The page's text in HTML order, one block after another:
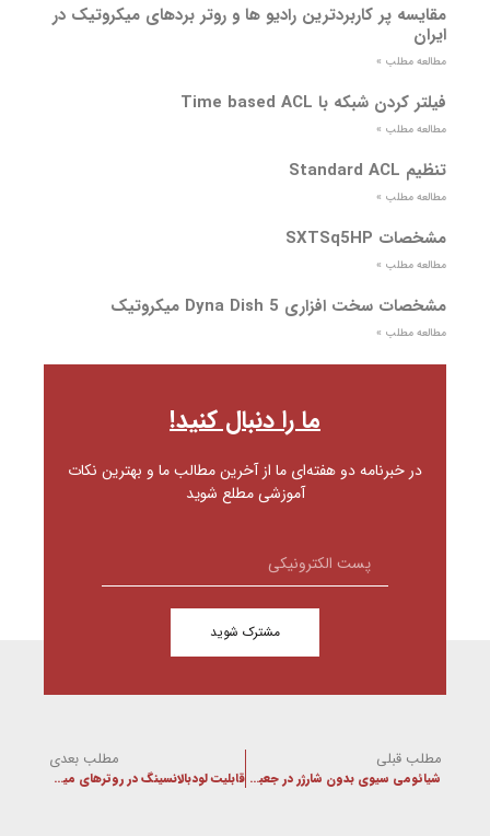
مقایسه پر کاربردترین رادیو ها و روتر بردهای میکروتیک در
ایران
مطالعه مطلب »
فیلتر کردن شبکه با Time based ACL
مطالعه مطلب »
تنظیم Standard ACL
مطالعه مطلب »
مشخصات SXTSq5HP
مطالعه مطلب »
مشخصات سخت افزاری Dyna Dish 5 میکروتیک
مطالعه مطلب »
ما را دنبال کنید!
در خبرنامه دو هفته‌ای ما از آخرین مطالب ما و بهترین نکات
آموزشی مطلع شوید
مشترک شوید
مطلب قبلی
شیائومی سیوی بدون شارژر در جعبه عرضه می‌شود
مطلب بعدی
قابلیت لودبالانسینگ در روترهای میکروتیک